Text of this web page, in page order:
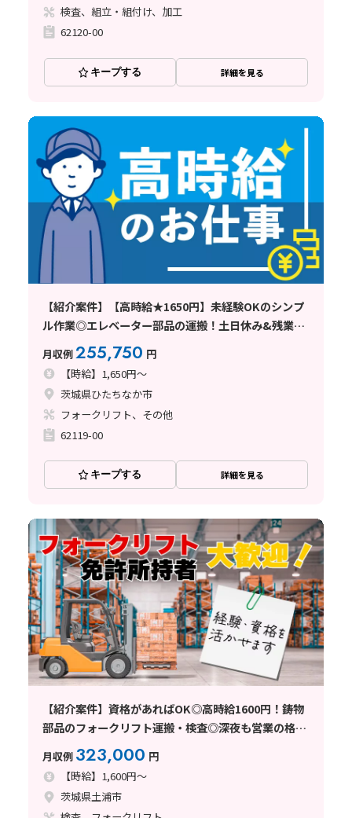
検査、組立・組付け、加工
62120-00
キープする 詳細を見る
【紹介案件】【高時給★1650円】未経験OKのシンプ
ル作業◎エレベーター部品の運搬！土日休み&残業少
月収例255,750 円
【時給】1,650円～
茨城県ひたちなか市
フォークリフト、その他
62119-00
キープする 詳細を見る
【紹介案件】資格があればOK◎高時給1600円！鋳物
部品のフォークリフト運搬・検査◎深夜も営業の格安
食堂アリ☆土日休み＋長期休暇あり！
月収例 323,000 円
【時給】1,600円～
茨城県土浦市